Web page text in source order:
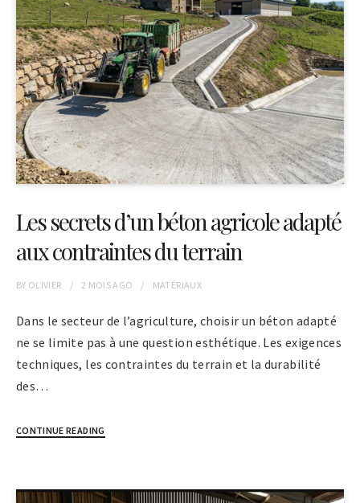
Les secrets d’un béton agricole adapté
aux contraintes du terrain
BY OLIVIER 2 MOISAGO MATÉRIAUX
Dans le secteur de l’agriculture, choisir un béton adapté
ne se limite pas à une question esthétique. Les exigences
techniques, les contraintes du terrain et la durabilité
des…
CONTINUE READING